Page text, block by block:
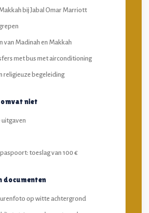
bij Jabal Omar Marriott
van Madinah en Makkah
met bus met airconditioning
religieuze begeleiding
niet
uitgaven
toeslag van 100 €
documenten
op witte achtergrond